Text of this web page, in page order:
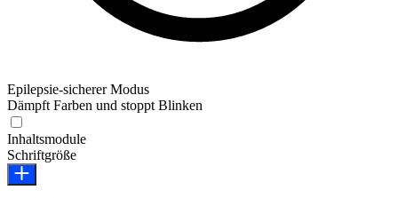
Epilepsie-sicherer Modus
Dämpft Farben und stoppt Blinken
Inhaltsmodule
Schriftgröße